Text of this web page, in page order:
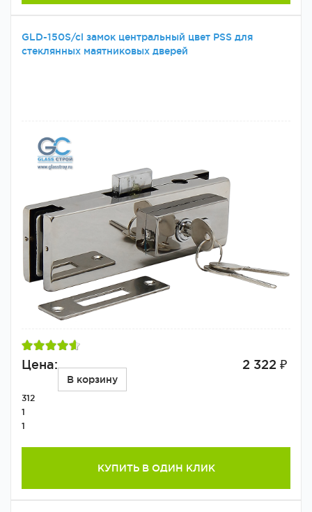
GLD-150S/cl замок центральный цвет PSS для
стеклянных маятниковых дверей
Цена: 2 322 ₽
В корзину
312
1
1
КУПИТЬ В ОДИН КЛИК